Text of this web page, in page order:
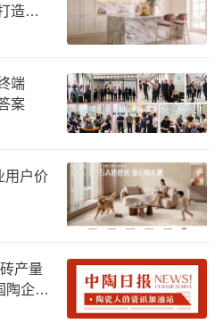
造质
端
案
用户价
产量
陶企亮
石材